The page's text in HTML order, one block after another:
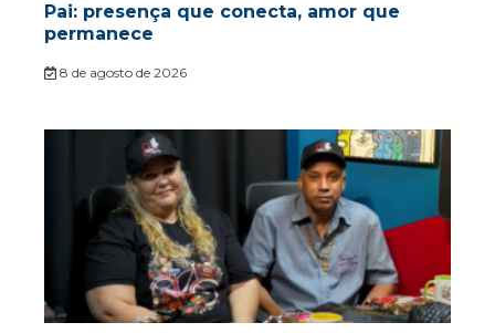
Pai: presença que conecta, amor que
permanece
8 de agosto de 2026